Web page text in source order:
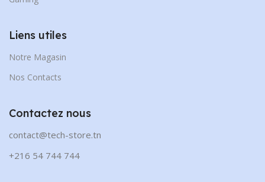
Liens utiles
Notre Magasin
Nos Contacts
Contactez nous
contact@tech-store.tn
+216 54 744 744